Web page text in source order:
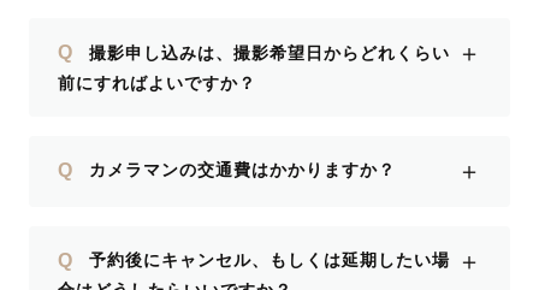
Q
撮影申し込みは、撮影希望日からどれくらい
前にすればよいですか？
＋
Q カメラマンの交通費はかかりますか？ ＋
Q
予約後にキャンセル、もしくは延期したい場
＋